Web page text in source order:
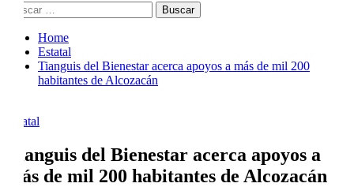
Buscar:
Home
Estatal
Tianguis del Bienestar acerca apoyos a más de mil 200
habitantes de Alcozacán
Estatal
Tianguis del Bienestar acerca apoyos a
más de mil 200 habitantes de Alcozacán